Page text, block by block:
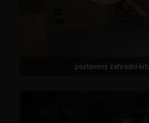
postavený zahradní krb